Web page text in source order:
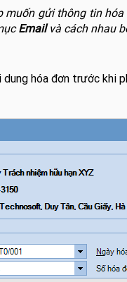
muốn gửi thông tin
Emailvà cách nhau
hóa đơn trước khi